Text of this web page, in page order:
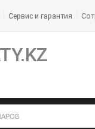
Сервис и гарантия